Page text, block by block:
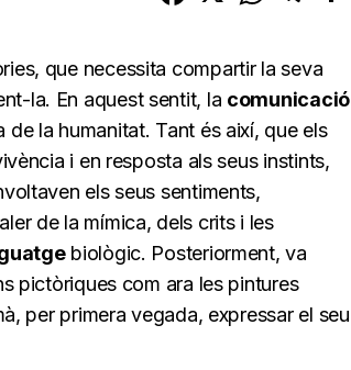
que necessita compartir la seva
la. En aquest sentit, la comunicació
la humanitat. Tant és així, que els
i en resposta als seus instints,
els seus sentiments,
de la mímica, dels crits i les
biològic. Posteriorment, va
pictòriques com ara les pintures
per primera vegada, expressar el seu